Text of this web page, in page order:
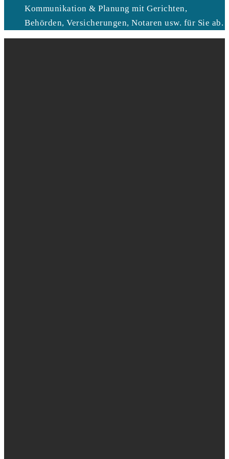
Kommunikation & Planung mit Gerichten,
Behörden, Versicherungen, Notaren usw. für Sie ab.